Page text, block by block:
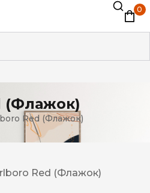
0
(Флажок)
Red (Флажок)
Red (Флажок)